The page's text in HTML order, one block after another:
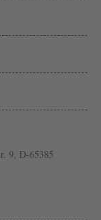
9, D-65385